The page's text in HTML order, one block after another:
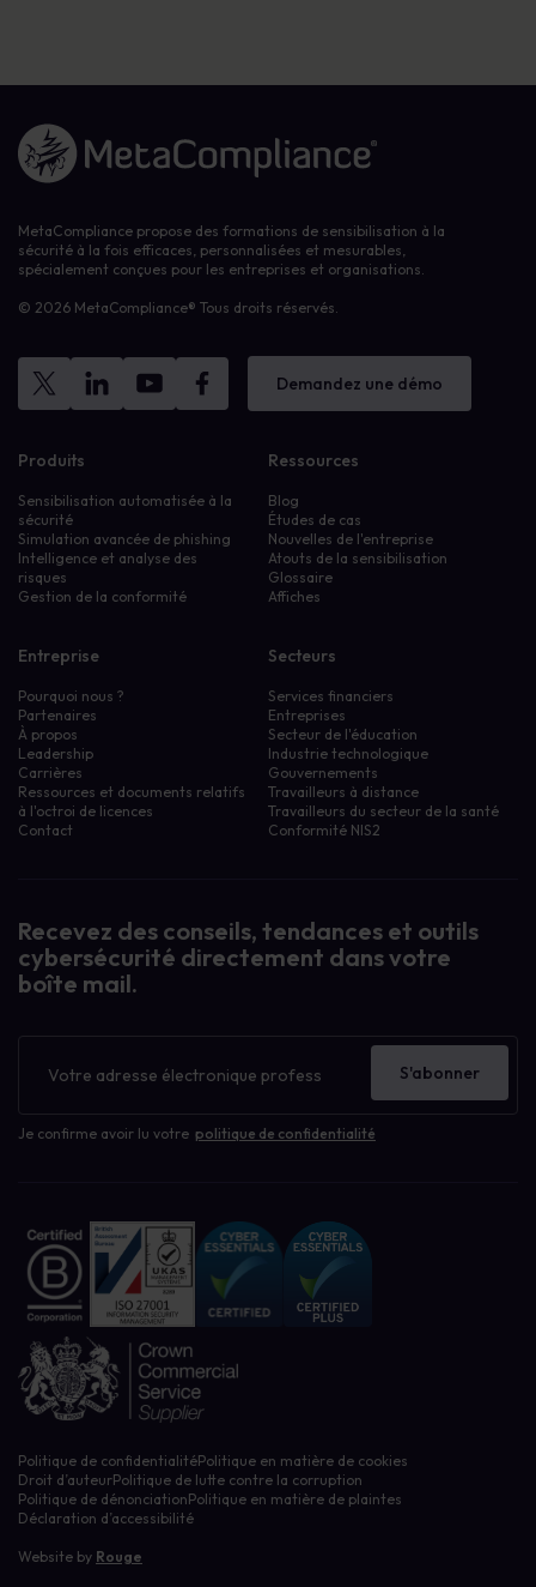
Lien vers la page d'accueil
MetaCompliance propose des formations de sensibilisation à la
sécurité à la fois efficaces, personnalisées et mesurables,
spécialement conçues pour les entreprises et organisations.
© 2026 MetaCompliance® Tous droits réservés.
Demandez une démo
Produits
Sensibilisation automatisée à la
sécurité
Simulation avancée de phishing
Intelligence et analyse des
risques
Gestion de la conformité
Ressources
Blog
Études de cas
Nouvelles de l'entreprise
Atouts de la sensibilisation
Glossaire
Affiches
Entreprise
Pourquoi nous ?
Partenaires
À propos
Leadership
Carrières
Ressources et documents relatifs
à l'octroi de licences
Contact
Secteurs
Services financiers
Entreprises
Secteur de l'éducation
Industrie technologique
Gouvernements
Travailleurs à distance
Travailleurs du secteur de la santé
Conformité NIS2
Recevez des conseils, tendances et outils
cybersécurité directement dans votre
boîte mail.
d'information
Je confirme avoir lu votre politique de confidentialité
S'abonner
Politique de confidentialitéPolitique en matière de cookies
Droit d’auteurPolitique de lutte contre la corruption
Politique de dénonciationPolitique en matière de plaintes
Déclaration d’accessibilité
Website by Rouge